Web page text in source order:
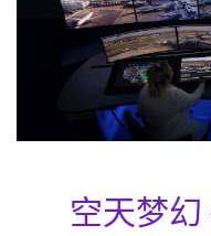
空天梦幻